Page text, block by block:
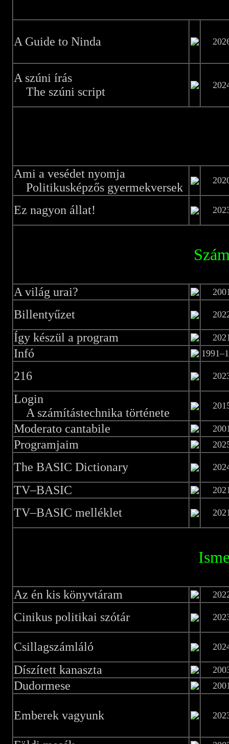
A Guide to Ninda
A szúni írás
The szúni script
Ami a vesédet nyomja
Politikusképzős gyermekversek
Ez nagyon állat!
A világ urai?
Billentyűzet
Így készül a program
Infó
216
Login
A számítástechnika története
Moderato cantabile
Programjaim
The BASIC Dictionary
TV–BASIC
TV–BASIC melléklet
Az én kis könyvtáram
Cinikus politikai szótár
Csillagszámláló
Díszített kanaszta
Dudormese
Emberek vagyunk